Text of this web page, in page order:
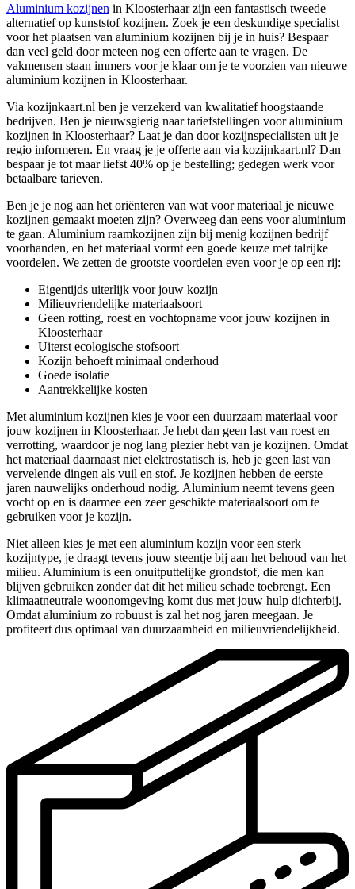
Aluminium kozijnen in Kloosterhaar zijn een fantastisch tweede
alternatief op kunststof kozijnen. Zoek je een deskundige specialist
voor het plaatsen van aluminium kozijnen bij je in huis? Bespaar
dan veel geld door meteen nog een offerte aan te vragen. De
vakmensen staan immers voor je klaar om je te voorzien van nieuwe
aluminium kozijnen in Kloosterhaar.
Via kozijnkaart.nl ben je verzekerd van kwalitatief hoogstaande
bedrijven. Ben je nieuwsgierig naar tariefstellingen voor aluminium
kozijnen in Kloosterhaar? Laat je dan door kozijnspecialisten uit je
regio informeren. En vraag je je offerte aan via kozijnkaart.nl? Dan
bespaar je tot maar liefst 40% op je bestelling; gedegen werk voor
betaalbare tarieven.
Ben je je nog aan het oriënteren van wat voor materiaal je nieuwe
kozijnen gemaakt moeten zijn? Overweeg dan eens voor aluminium
te gaan. Aluminium raamkozijnen zijn bij menig kozijnen bedrijf
voorhanden, en het materiaal vormt een goede keuze met talrijke
voordelen. We zetten de grootste voordelen even voor je op een rij:
Eigentijds uiterlijk voor jouw kozijn
Milieuvriendelijke materiaalsoort
Geen rotting, roest en vochtopname voor jouw kozijnen in
Kloosterhaar
Uiterst ecologische stofsoort
Kozijn behoeft minimaal onderhoud
Goede isolatie
Aantrekkelijke kosten
Met aluminium kozijnen kies je voor een duurzaam materiaal voor
jouw kozijnen in Kloosterhaar. Je hebt dan geen last van roest en
verrotting, waardoor je nog lang plezier hebt van je kozijnen. Omdat
het materiaal daarnaast niet elektrostatisch is, heb je geen last van
vervelende dingen als vuil en stof. Je kozijnen hebben de eerste
jaren nauwelijks onderhoud nodig. Aluminium neemt tevens geen
vocht op en is daarmee een zeer geschikte materiaalsoort om te
gebruiken voor je kozijn.
Niet alleen kies je met een aluminium kozijn voor een sterk
kozijntype, je draagt tevens jouw steentje bij aan het behoud van het
milieu. Aluminium is een onuitputtelijke grondstof, die men kan
blijven gebruiken zonder dat dit het milieu schade toebrengt. Een
klimaatneutrale woonomgeving komt dus met jouw hulp dichterbij.
Omdat aluminium zo robuust is zal het nog jaren meegaan. Je
profiteert dus optimaal van duurzaamheid en milieuvriendelijkheid.